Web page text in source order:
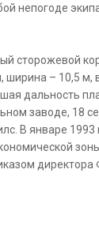
непогоде
сторожевой
– 10,5 м,
дальность
заводе, 18
В январе